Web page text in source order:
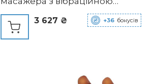
стрічкою Variolux Super.
3 627 ₴ +36 бонусів